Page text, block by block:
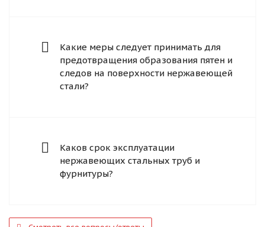
Какие меры следует принимать для
предотвращения образования пятен и
следов на поверхности нержавеющей
стали?
Каков срок эксплуатации
нержавеющих стальных труб и
фурнитуры?